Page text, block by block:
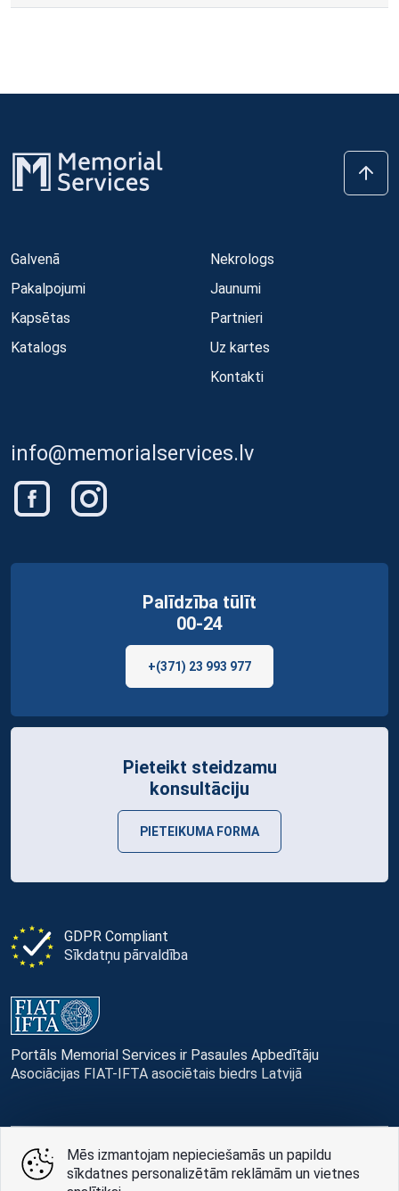
Galvenā
Pakalpojumi
Kapsētas
Katalogs
Nekrologs
Jaunumi
Partnieri
Uz kartes
Kontakti
info@memorialservices.lv
GDPR Compliant
Sīkdatņu pārvaldība
Portāls Memorial Services ir Pasaules Apbedītāju
Asociācijas FIAT-IFTA asociētais biedrs Latvijā
Palīdzība tūlīt
00-24
+(371) 23 993 977
Pieteikt steidzamu
konsultāciju
PIETEIKUMA FORMA
© Memorial Services, 2016 — 2026 pr3-g
Mēs izmantojam nepieciešamās un papildu
sīkdatnes personalizētām reklāmām un vietnes